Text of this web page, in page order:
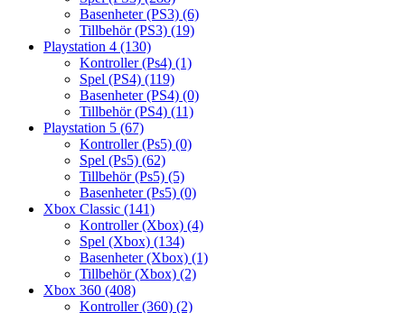
Basenheter (PS3) (6)
Tillbehör (PS3) (19)
Playstation 4 (130)
Kontroller (Ps4) (1)
Spel (PS4) (119)
Basenheter (PS4) (0)
Tillbehör (PS4) (11)
Playstation 5 (67)
Kontroller (Ps5) (0)
Spel (Ps5) (62)
Tillbehör (Ps5) (5)
Basenheter (Ps5) (0)
Xbox Classic (141)
Kontroller (Xbox) (4)
Spel (Xbox) (134)
Basenheter (Xbox) (1)
Tillbehör (Xbox) (2)
Xbox 360 (408)
Kontroller (360) (2)